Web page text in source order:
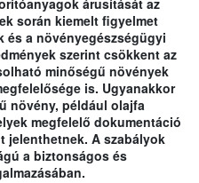
árusítását az
során kiemelt figyelmet
a növényegészségügyi
szerint csökkent az
minőségű növények
is. Ugyanakkor
növény, például olajfa
megfelelő dokumentáció
jelenthetnek. A szabályok
a biztonságos és